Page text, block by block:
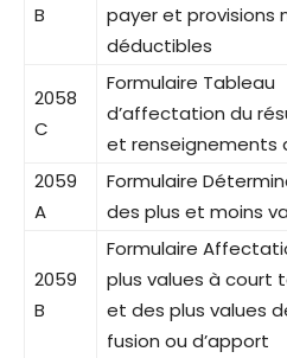
B
payer et provisions
déductibles
2058
C
Formulaire Tableau
d’affectation du
et renseignements
2059
A
Formulaire
des plus et moins
2059
B
Formulaire
plus values à court
et des plus values
fusion ou d’apport